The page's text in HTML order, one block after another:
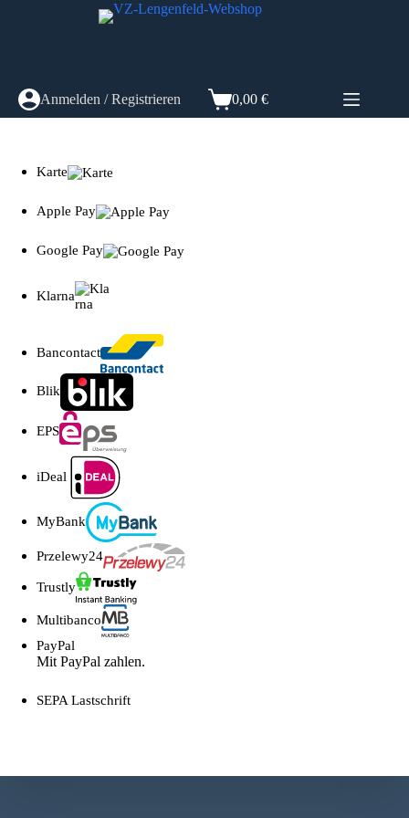
Anmelden / Registrieren Warenkorb
0,00 €
Karte
Apple Pay
Google Pay
Klarna
Bancontact
Blik
EPS
iDeal
MyBank
Przelewy24
Trustly
Multibanco
PayPal
Mit PayPal zahlen.
SEPA Lastschrift